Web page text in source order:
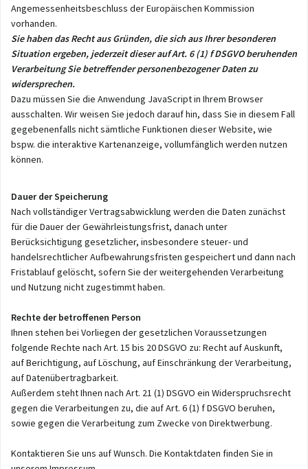
Angemessenheitsbeschluss der Europäischen Kommission
vorhanden.
Sie haben das Recht aus Gründen, die sich aus Ihrer besonderen
Situation ergeben, jederzeit dieser auf Art. 6 (1) f DSGVO beruhenden
Verarbeitung Sie betreffender personenbezogener Daten zu
widersprechen.
Dazu müssen Sie die Anwendung JavaScript in Ihrem Browser
ausschalten. Wir weisen Sie jedoch darauf hin, dass Sie in diesem Fall
gegebenenfalls nicht sämtliche Funktionen dieser Website, wie
bspw. die interaktive Kartenanzeige, vollumfänglich werden nutzen
können.
Dauer der Speicherung
Nach vollständiger Vertragsabwicklung werden die Daten zunächst
für die Dauer der Gewährleistungsfrist, danach unter
Berücksichtigung gesetzlicher, insbesondere steuer- und
handelsrechtlicher Aufbewahrungsfristen gespeichert und dann nach
Fristablauf gelöscht, sofern Sie der weitergehenden Verarbeitung
und Nutzung nicht zugestimmt haben.
Rechte der betroffenen Person
Ihnen stehen bei Vorliegen der gesetzlichen Voraussetzungen
folgende Rechte nach Art. 15 bis 20 DSGVO zu: Recht auf Auskunft,
auf Berichtigung, auf Löschung, auf Einschränkung der Verarbeitung,
auf Datenübertragbarkeit.
Außerdem steht Ihnen nach Art. 21 (1) DSGVO ein Widerspruchsrecht
gegen die Verarbeitungen zu, die auf Art. 6 (1) f DSGVO beruhen,
sowie gegen die Verarbeitung zum Zwecke von Direktwerbung.
Kontaktieren Sie uns auf Wunsch. Die Kontaktdaten finden Sie in